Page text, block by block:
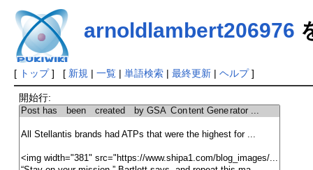
arnoldlambert206976
[ トップ] [ 新規 | 一覧| 単語検索| 最終更新| ヘルプ]
開始行: